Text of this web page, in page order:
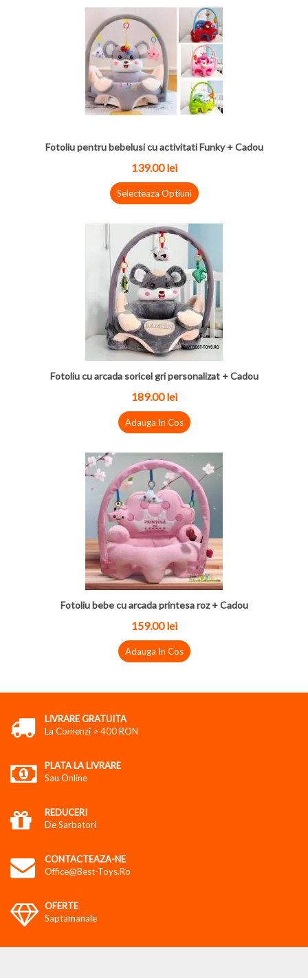
Fotoliu pentru bebelusi cu activitati Funky + Cadou
139.00 lei
Selecteaza Optiuni
Fotoliu cu arcada soricel gri personalizat + Cadou
189.00 lei
Adauga In Cos
Fotoliu bebe cu arcada printesa roz + Cadou
159.00 lei
Adauga In Cos
LIVRARE GRATUITA
La Comenzi > 400 RON
PLATA LA LIVRARE
Sau Online
REDUCERI
De Sarbatori
CONTACTEAZA-NE
Office@best-Toys.ro
OFERTE
Saptamanale